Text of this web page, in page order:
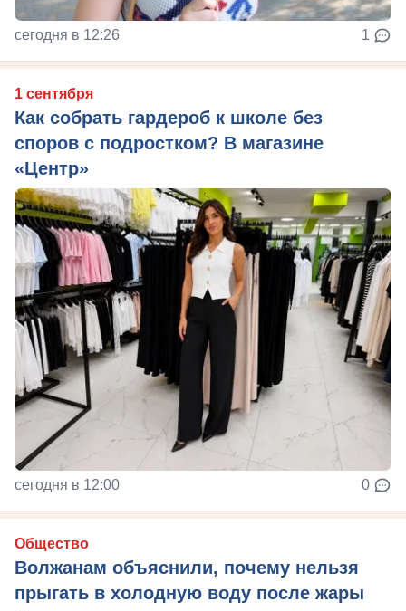
сегодня в 12:26 1
1 сентября
Как собрать гардероб к школе без
споров с подростком? В магазине
«Центр»
сегодня в 12:00 0
Общество
Волжанам объяснили, почему нельзя
прыгать в холодную воду после жары